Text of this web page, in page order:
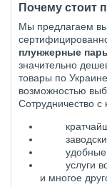
Почему стоит
Мы предлагаем
плунжерные
значительно
товары по
возможностью
Сотрудничество с
услуги
и многое